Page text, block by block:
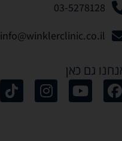
03-5278128
info@winklerclinic.co.il
גם כאן